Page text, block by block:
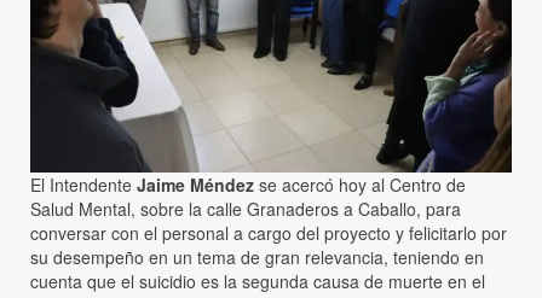
El Intendente Jaime Méndez se acercó hoy al Centro de
Salud Mental, sobre la calle Granaderos a Caballo, para
conversar con el personal a cargo del proyecto y felicitarlo por
su desempeño en un tema de gran relevancia, teniendo en
cuenta que el suicidio es la segunda causa de muerte en el